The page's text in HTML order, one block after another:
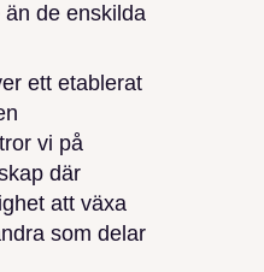
de enskilda
ett etablerat
vi på
där
att växa
som delar